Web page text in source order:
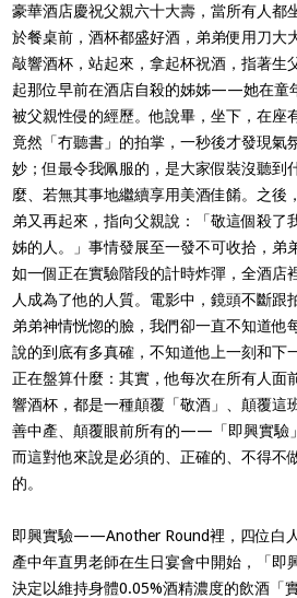
豪華酒店慶祝父親六十大壽，當所有人都
於餐桌前，酒杯都盛好酒，弟弟便用刀大
敲響酒杯，站起來，拿起杯祝酒，指著生
起那位早前在酒店自殺的姊姊——她在童
被父親性侵的經歷。他說畢，坐下，在座
竟然「冇聽書」的拍掌，一秒後才發現氣
妙；但最令我佩服的，是大家假裝沒聽到
麼、若無其事地繼續享用美酒佳餚。之後
弟又再起來，指向父親說：「敬這個殺了
姊的人。」事情發展至一發不可收拾，弟
如一個正在實驗階段的計時炸彈，全酒店
人成為了他的人質。電影中，鏡頭不斷跟
弟弟神情恍惚的臉，我們卻一直不知道他
說的到底有多真確，不知道他上一刻和下
正在盤算什麼：其實，他每次在所有人面
響酒杯，都是一種顛覆「敬酒」、顛覆這
善中產、顛覆眼前所有的—— 「即興實驗
而這對他來說是必須的、正確的、不得不
的。
即興實驗——Another Round裡，四位白
產中年直男老師在生日宴會中開始，「即
決定以維持身體0.05%酒精濃度的飲酒「